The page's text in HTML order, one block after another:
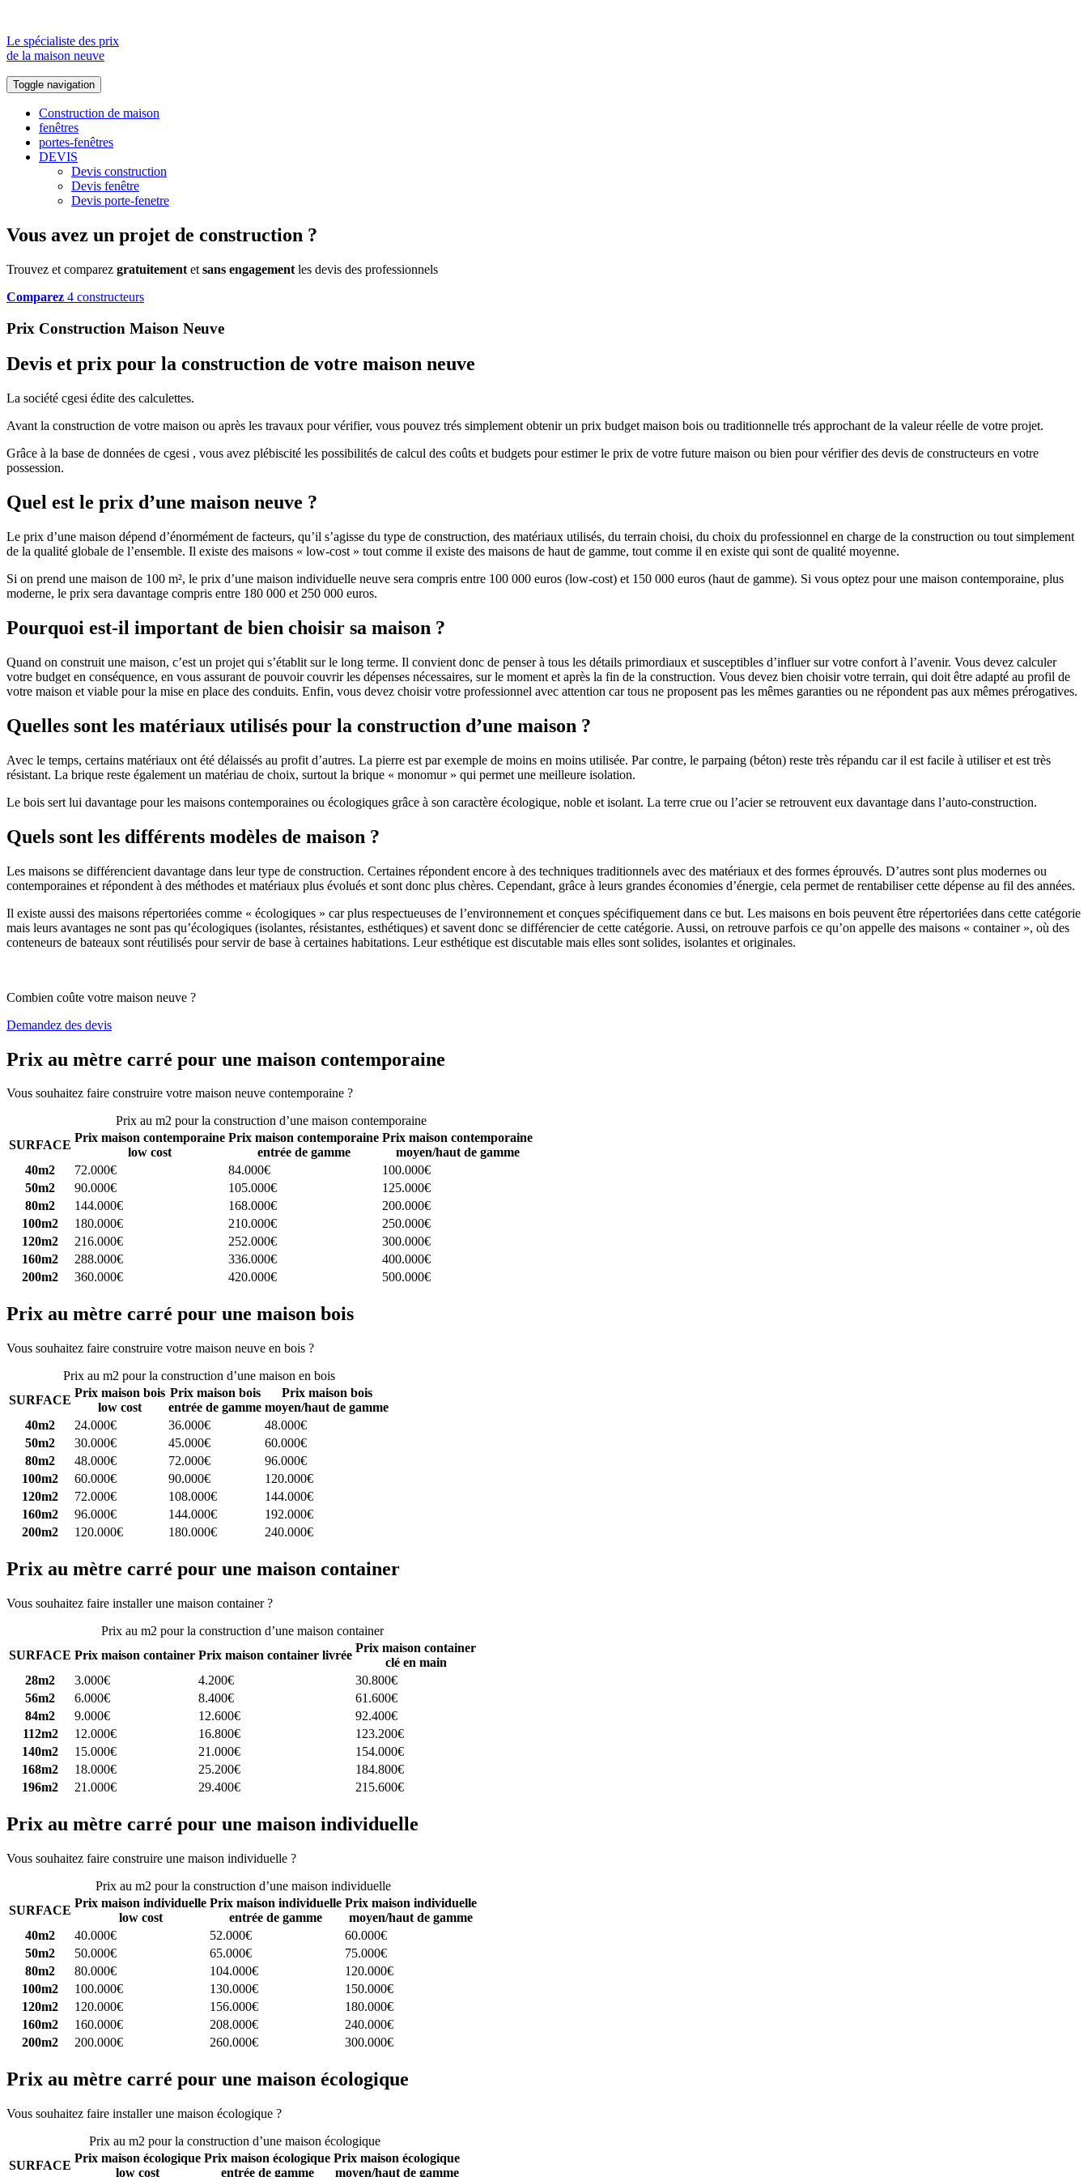
Le spécialiste des prix
de la maison neuve
Toggle navigation
Construction de maison
fenêtres
portes-fenêtres
DEVIS
Devis construction
Devis fenêtre
Devis porte-fenetre
Vous avez un projet de construction ?
Trouvez et comparez gratuitement et sans engagement les devis des professionnels
Comparez 4 constructeurs
Prix Construction Maison Neuve
Devis et prix pour la construction de votre maison neuve
La société cgesi édite des calculettes.
Avant la construction de votre maison ou après les travaux pour vérifier, vous pouvez trés simplement obtenir un prix budget maison bois ou traditionnelle trés approchant de la valeur réelle de votre projet.
Grâce à la base de données de cgesi , vous avez plébiscité les possibilités de calcul des coûts et budgets pour estimer le prix de votre future maison ou bien pour vérifier des devis de constructeurs en votre
possession.
Quel est le prix d’une maison neuve ?
Le prix d’une maison dépend d’énormément de facteurs, qu’il s’agisse du type de construction, des matériaux utilisés, du terrain choisi, du choix du professionnel en charge de la construction ou tout simplement
de la qualité globale de l’ensemble. Il existe des maisons « low-cost » tout comme il existe des maisons de haut de gamme, tout comme il en existe qui sont de qualité moyenne.
Si on prend une maison de 100 m², le prix d’une maison individuelle neuve sera compris entre 100 000 euros (low-cost) et 150 000 euros (haut de gamme). Si vous optez pour une maison contemporaine, plus
moderne, le prix sera davantage compris entre 180 000 et 250 000 euros.
Pourquoi est-il important de bien choisir sa maison ?
Quand on construit une maison, c’est un projet qui s’établit sur le long terme. Il convient donc de penser à tous les détails primordiaux et susceptibles d’influer sur votre confort à l’avenir. Vous devez calculer
votre budget en conséquence, en vous assurant de pouvoir couvrir les dépenses nécessaires, sur le moment et après la fin de la construction. Vous devez bien choisir votre terrain, qui doit être adapté au profil de
votre maison et viable pour la mise en place des conduits. Enfin, vous devez choisir votre professionnel avec attention car tous ne proposent pas les mêmes garanties ou ne répondent pas aux mêmes prérogatives.
Quelles sont les matériaux utilisés pour la construction d’une maison ?
Avec le temps, certains matériaux ont été délaissés au profit d’autres. La pierre est par exemple de moins en moins utilisée. Par contre, le parpaing (béton) reste très répandu car il est facile à utiliser et est très
résistant. La brique reste également un matériau de choix, surtout la brique « monomur » qui permet une meilleure isolation.
Le bois sert lui davantage pour les maisons contemporaines ou écologiques grâce à son caractère écologique, noble et isolant. La terre crue ou l’acier se retrouvent eux davantage dans l’auto-construction.
Quels sont les différents modèles de maison ?
Les maisons se différencient davantage dans leur type de construction. Certaines répondent encore à des techniques traditionnels avec des matériaux et des formes éprouvés. D’autres sont plus modernes ou
contemporaines et répondent à des méthodes et matériaux plus évolués et sont donc plus chères. Cependant, grâce à leurs grandes économies d’énergie, cela permet de rentabiliser cette dépense au fil des années.
Il existe aussi des maisons répertoriées comme « écologiques » car plus respectueuses de l’environnement et conçues spécifiquement dans ce but. Les maisons en bois peuvent être répertoriées dans cette catégorie
mais leurs avantages ne sont pas qu’écologiques (isolantes, résistantes, esthétiques) et savent donc se différencier de cette catégorie. Aussi, on retrouve parfois ce qu’on appelle des maisons « container », où des
conteneurs de bateaux sont réutilisés pour servir de base à certaines habitations. Leur esthétique est discutable mais elles sont solides, isolantes et originales.
Combien coûte votre maison neuve ?
Demandez des devis
Prix au mètre carré pour une maison contemporaine
Vous souhaitez faire construire votre maison neuve contemporaine ?
Prix au m2 pour la construction d’une maison contemporaine
SURFACE
Prix maison contemporaine
low cost
Prix maison contemporaine
entrée de gamme
Prix maison contemporaine
moyen/haut de gamme
40m2
72.000€ 84.000€
100.000€
50m2
90.000€ 105.000€
125.000€
80m2
144.000€ 168.000€
200.000€
100m2
180.000€ 210.000€
250.000€
120m2
216.000€ 252.000€
300.000€
160m2
288.000€ 336.000€
400.000€
200m2
360.000€ 420.000€ 500.000€
Prix au mètre carré pour une maison bois
Vous souhaitez faire construire votre maison neuve en bois ?
Prix au m2 pour la construction d’une maison en bois
SURFACE
Prix maison bois
low cost
Prix maison bois
entrée de gamme
Prix maison bois
moyen/haut de gamme
40m2
24.000€ 36.000€
48.000€
50m2
30.000€ 45.000€
60.000€
80m2
48.000€ 72.000€
96.000€
100m2
60.000€ 90.000€
120.000€
120m2
72.000€ 108.000€
144.000€
160m2
96.000€ 144.000€
192.000€
200m2
120.000€ 180.000€ 240.000€
Prix au mètre carré pour une maison container
Vous souhaitez faire installer une maison container ?
Prix au m2 pour la construction d’une maison container
SURFACE Prix maison container Prix maison container livrée
Prix maison container
clé en main
28m2
3.000€ 4.200€
30.800€
56m2
6.000€ 8.400€
61.600€
84m2
9.000€ 12.600€
92.400€
112m2
12.000€ 16.800€
123.200€
140m2
15.000€ 21.000€
154.000€
168m2
18.000€ 25.200€
184.800€
196m2
21.000€ 29.400€ 215.600€
Prix au mètre carré pour une maison individuelle
Vous souhaitez faire construire une maison individuelle ?
Prix au m2 pour la construction d’une maison individuelle
SURFACE
Prix maison individuelle
low cost
Prix maison individuelle
entrée de gamme
Prix maison individuelle
moyen/haut de gamme
40m2
40.000€ 52.000€
60.000€
50m2
50.000€ 65.000€
75.000€
80m2
80.000€ 104.000€
120.000€
100m2
100.000€ 130.000€
150.000€
120m2
120.000€ 156.000€
180.000€
160m2
160.000€ 208.000€
240.000€
200m2
200.000€ 260.000€ 300.000€
Prix au mètre carré pour une maison écologique
Vous souhaitez faire installer une maison écologique ?
Prix au m2 pour la construction d’une maison écologique
SURFACE
Prix maison écologique
low cost
Prix maison écologique
entrée de gamme
Prix maison écologique
moyen/haut de gamme